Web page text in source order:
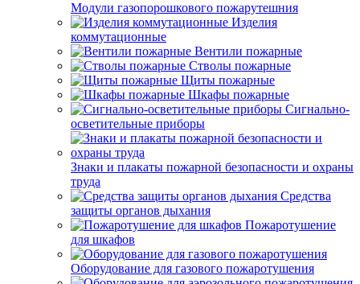
Модули газопорошкового пожарутешния
Изделия
коммутационные
Вентили пожарные
Стволы пожарные
Щиты пожарные
Шкафы пожарные
Сигнально-
осветительные приборы
Знаки и плакаты пожарной безопасности и охраны
труда
Средства
защиты органов дыхания
Пожаротушение
для шкафов
Оборудование для газового пожаротушения